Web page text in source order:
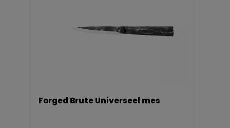
Forged Brute Universeel mes